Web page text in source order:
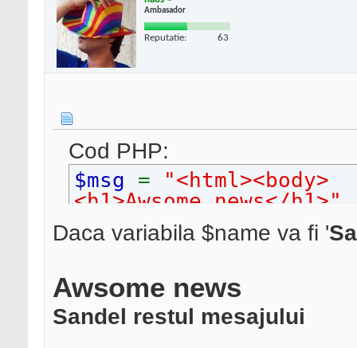
Ambasador
Reputatie: 63
Cod PHP:
$msg =
"<html><body>
<h1>Awsome news</h1>"
Daca variabila $name va fi '
Awsome news
Sandel restul mesajului